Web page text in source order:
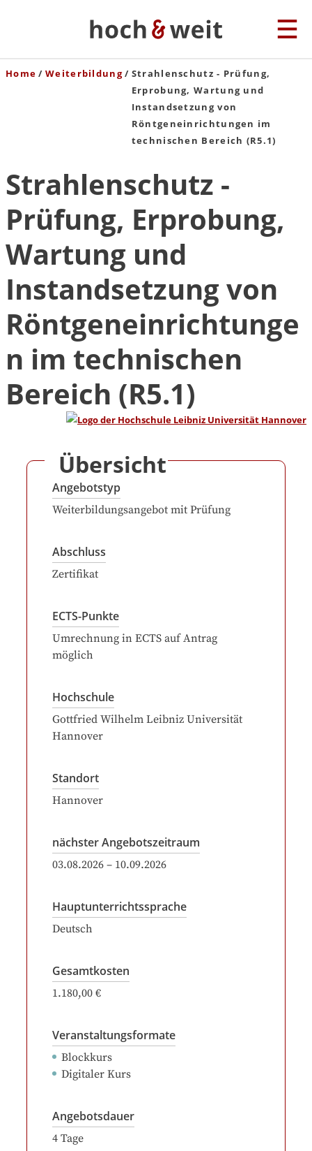
Home Weiterbildung
Strahlenschutz - Prüfung,
Erprobung, Wartung und
Instandsetzung von
Röntgeneinrichtungen im
technischen Bereich (R5.1)
Strahlenschutz -
Prüfung, Erprobung,
Wartung und
Instandsetzung von
Röntgeneinrichtunge
n im technischen
Bereich (R5.1)
Übersicht
Angebotstyp
Weiterbildungsangebot mit Prüfung
Abschluss
Zertifikat
ECTS-Punkte
Umrechnung in ECTS auf Antrag
möglich
Hochschule
Gottfried Wilhelm Leibniz Universität
Hannover
Standort
Hannover
nächster Angebotszeitraum
03.08.2026 – 10.09.2026
Hauptunterrichtssprache
Deutsch
Gesamtkosten
1.180,00 €
Veranstaltungsformate
Blockkurs
Digitaler Kurs
Angebotsdauer
4 Tage